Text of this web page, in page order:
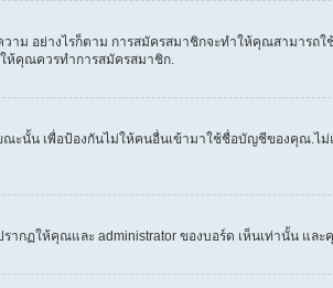
ม อย่างไรก็ตาม การสมัครสมาชิกจะทำให้คุณสามารถ
ห้คุณควรทำการสมัครสมาชิก.
นั้น เพื่อป้องกันไม่ให้คนอื่นเข้ามาใช้ชื่อบัญชีของคุณ.ไ
ฏให้คุณและ administrator ของบอร์ด เห็นเท่านั้น และ